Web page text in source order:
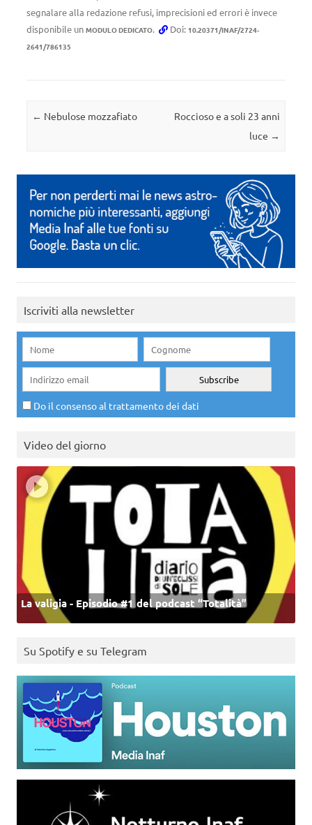
segnalare alla redazione refusi, imprecisioni ed errori è invece
disponibile un MODULO DEDICATO. Doi: 10.20371/INAF/2724-
2641/786135
Navigazione articolo
← Nebulose mozzafiato
Roccioso e a soli 23 anni
luce →
Iscriviti alla newsletter
Do il consenso al trattamento dei dati
Video del giorno
La valigia - Episodio #1 del podcast “Totalità”
Su Spotify e su Telegram